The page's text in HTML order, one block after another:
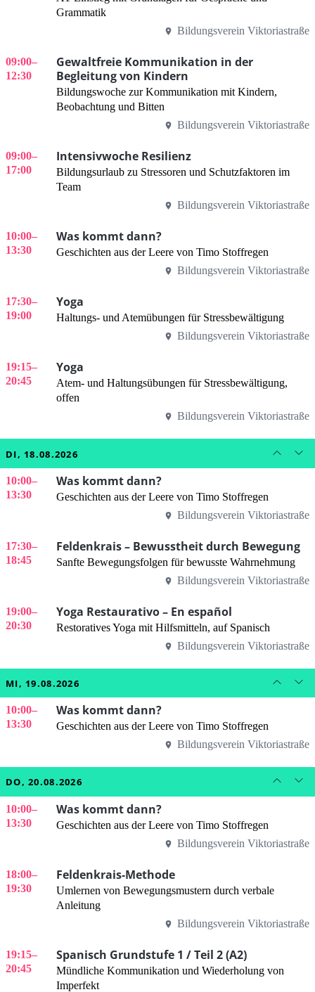
Grammatik
Bildungsverein Viktoriastraße
09:00–
12:30
Gewaltfreie Kommunikation in der
Begleitung von Kindern
Bildungswoche zur Kommunikation mit Kindern,
Beobachtung und Bitten
Bildungsverein Viktoriastraße
09:00–
17:00
Intensivwoche Resilienz
Bildungsurlaub zu Stressoren und Schutzfaktoren im
Team
Bildungsverein Viktoriastraße
10:00–
13:30
Was kommt dann?
Geschichten aus der Leere von Timo Stoffregen
Bildungsverein Viktoriastraße
17:30–
19:00
Yoga
Haltungs- und Atemübungen für Stressbewältigung
Bildungsverein Viktoriastraße
19:15–
20:45
Yoga
Atem- und Haltungsübungen für Stressbewältigung,
offen
Bildungsverein Viktoriastraße
DI, 18.08.2026
10:00–
13:30
Was kommt dann?
Geschichten aus der Leere von Timo Stoffregen
Bildungsverein Viktoriastraße
17:30–
18:45
Feldenkrais – Bewusstheit durch Bewegung
Sanfte Bewegungsfolgen für bewusste Wahrnehmung
Bildungsverein Viktoriastraße
19:00–
20:30
Yoga Restaurativo – En español
Restoratives Yoga mit Hilfsmitteln, auf Spanisch
Bildungsverein Viktoriastraße
MI, 19.08.2026
10:00–
13:30
Was kommt dann?
Geschichten aus der Leere von Timo Stoffregen
Bildungsverein Viktoriastraße
DO, 20.08.2026
10:00–
13:30
Was kommt dann?
Geschichten aus der Leere von Timo Stoffregen
Bildungsverein Viktoriastraße
18:00–
19:30
Feldenkrais-Methode
Umlernen von Bewegungsmustern durch verbale
Anleitung
Bildungsverein Viktoriastraße
19:15–
20:45
Spanisch Grundstufe 1 / Teil 2 (A2)
Mündliche Kommunikation und Wiederholung von
Imperfekt